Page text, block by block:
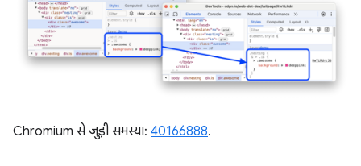
Chromium से जुड़ी समस्या: 40166888.